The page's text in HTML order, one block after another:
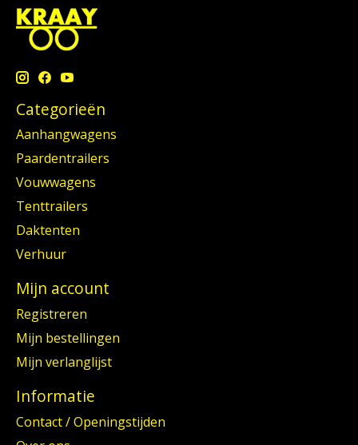
Categorieën
Aanhangwagens
Paardentrailers
Vouwwagens
Tenttrailers
Daktenten
Verhuur
Mijn account
Registreren
Mijn bestellingen
Mijn verlanglijst
Informatie
Contact / Openingstijden